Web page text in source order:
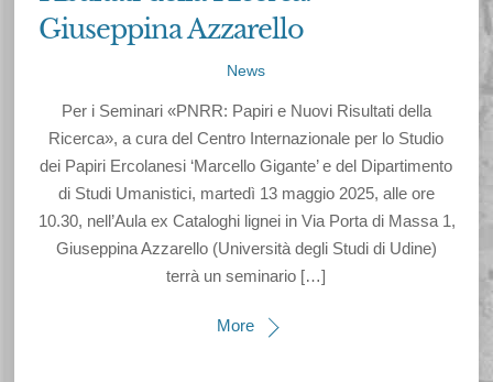
Giuseppina Azzarello
News
Per i Seminari «PNRR: Papiri e Nuovi Risultati della
Ricerca», a cura del Centro Internazionale per lo Studio
dei Papiri Ercolanesi ‘Marcello Gigante’ e del Dipartimento
di Studi Umanistici, martedì 13 maggio 2025, alle ore
10.30, nell’Aula ex Cataloghi lignei in Via Porta di Massa 1,
Giuseppina Azzarello (Università degli Studi di Udine)
terrà un seminario […]
More